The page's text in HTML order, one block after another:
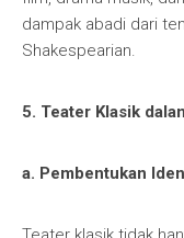
dampak abadi dari
Shakespearian.
5. Teater Klasik
a. Pembentukan